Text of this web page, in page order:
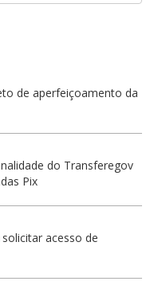
de aperfeiçoamento da
do Transferegov
Pix
acesso de